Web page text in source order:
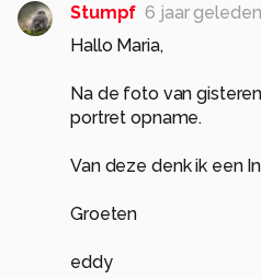
Stumpf 6 jaar geleden
Hallo Maria,
Na de foto van
portret opname.
Van deze denk ik een
Groeten
eddy